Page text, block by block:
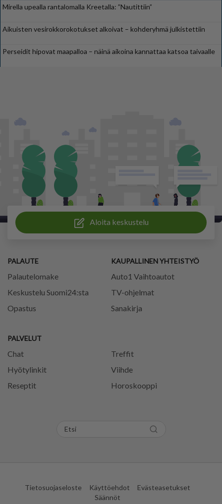
Mirella upealla rantalomalla Kreetalla: ”Nautittiin”
Aikuisten vesirokkorokotukset alkoivat – kohderyhmä julkistettiin
Perseidit hipovat maapalloa – näinä aikoina kannattaa katsoa taivaalle
Aloita keskustelu
PALAUTE
Palautelomake
Keskustelu Suomi24:sta
Opastus
PALVELUT
Chat
Treffit
Hyötylinkit
Viihde
Reseptit
Horoskooppi
KAUPALLINEN YHTEISTYÖ
Auto1 Vaihtoautot
TV-ohjelmat
Sanakirja
Tietosuojaseloste Käyttöehdot
Evästeasetukset
Säännöt